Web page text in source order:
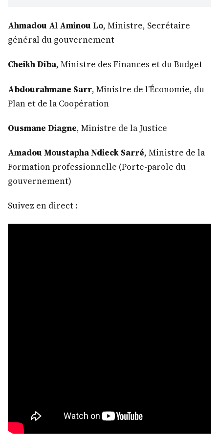
Ahmadou Al Aminou Lo, Ministre, Secrétaire
général du gouvernement
Cheikh Diba, Ministre des Finances et du Budget
Abdourahmane Sarr, Ministre de l’Économie, du
Plan et de la Coopération
Ousmane Diagne, Ministre de la Justice
Amadou Moustapha Ndieck Sarré, Ministre de la
Formation professionnelle (Porte-parole du
gouvernement)
Suivez en direct :